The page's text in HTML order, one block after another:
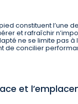
constituent l’une
et rafraîchir
ne se limite pas à
de concilier
et